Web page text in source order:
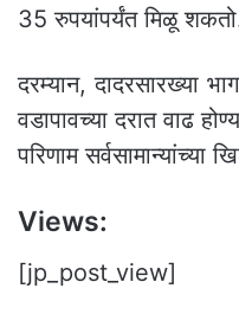
35 रुपयांपर्यंत मिळू
दरम्यान, दादरसारख्या
वडापावच्या दरात वाढ
परिणाम
Views:
[jp_post_view]